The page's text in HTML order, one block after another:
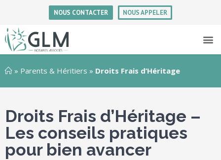
NOUS CONTACTER NOUS APPELER
» Parents & Héritiers » Droits Frais d’Héritage
Droits Frais d’Héritage –
Les conseils pratiques
pour bien avancer